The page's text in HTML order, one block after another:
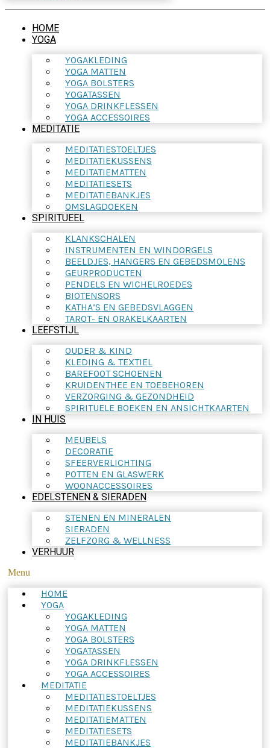
HOME
YOGA
YOGAKLEDING
YOGA MATTEN
YOGA BOLSTERS
YOGATASSEN
YOGA DRINKFLESSEN
YOGA ACCESSOIRES
MEDITATIE
MEDITATIESTOELTJES
MEDITATIEKUSSENS
MEDITATIEMATTEN
MEDITATIESETS
MEDITATIEBANKJES
OMSLAGDOEKEN
SPIRITUEEL
KLANKSCHALEN
INSTRUMENTEN EN WINDORGELS
BEELDJES, HANGERS EN GEBEDSMOLENS
GEURPRODUCTEN
PENDELS EN WICHELROEDES
BIOTENSORS
KATHA’S EN GEBEDSVLAGGEN
TAROT- EN ORAKELKAARTEN
LEEFSTIJL
OUDER & KIND
KLEDING & TEXTIEL
BAREFOOT SCHOENEN
KRUIDENTHEE EN TOEBEHOREN
VERZORGING & GEZONDHEID
SPIRITUELE BOEKEN EN ANSICHTKAARTEN
IN HUIS
MEUBELS
DECORATIE
SFEERVERLICHTING
POTTEN EN GLASWERK
WOONACCESSOIRES
EDELSTENEN & SIERADEN
STENEN EN MINERALEN
SIERADEN
ZELFZORG & WELLNESS
VERHUUR
Menu
HOME
YOGA
YOGAKLEDING
YOGA MATTEN
YOGA BOLSTERS
YOGATASSEN
YOGA DRINKFLESSEN
YOGA ACCESSOIRES
MEDITATIE
MEDITATIESTOELTJES
MEDITATIEKUSSENS
MEDITATIEMATTEN
MEDITATIESETS
MEDITATIEBANKJES